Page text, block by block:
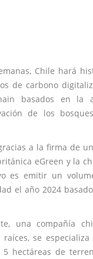
Chile hará
de carbono
basados en la
de los
a la firma de
eGreen y la
es emitir un
el año 2024
una compañía
raíces, se
hectáreas de